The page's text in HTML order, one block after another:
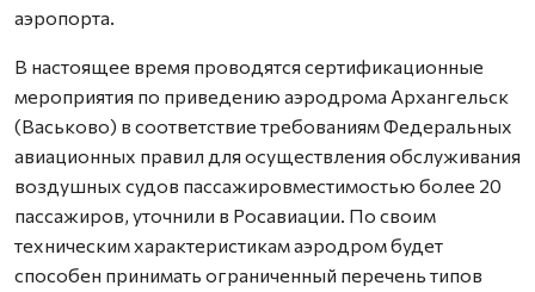
аэропорта.
В настоящее время проводятся сертификационные
мероприятия по приведению аэродрома Архангельск
(Васьково) в соответствие требованиям Федеральных
авиационных правил для осуществления обслуживания
воздушных судов пассажировместимостью более 20
пассажиров, уточнили в Росавиации. По своим
техническим характеристикам аэродром будет
способен принимать ограниченный перечень типов